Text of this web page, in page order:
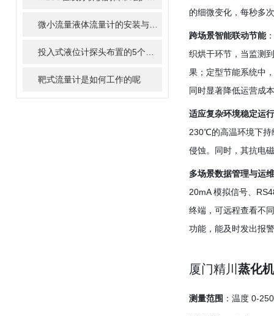
靶式流量计是如何工作的呢
的细微变化，每秒多
跨场景智能联动节能
织烘干环节，当监测
果；定型节能系统中
同时显著降低运营成
适应复杂环境稳定运行
230℃的高温环境下持
侵蚀。同时，其抗电
多场景数据管理与运维
20mA 模拟信号、
终端，可远程查看不
功能，能及时发出报
厦门精川 蒸化
测量范围 ：温度 0-